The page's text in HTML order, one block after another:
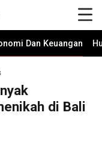
Dan Keuangan
di Bali